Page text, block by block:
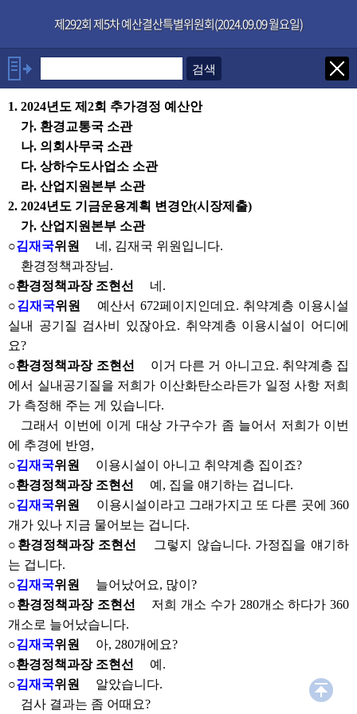
제292회 제5차 예산결산특별위원회(2024.09.09 월요일)
×
발언자
위원장 이지화
박은경위원
김재국위원
유재수위원
현옥순위원
황은화위원
김진숙위원
발언보기 선택취소
안건
부록
1. 2024년도 제2회 추가경정 예산안
가. 환경교통국 소관
나. 의회사무국 소관
다. 상하수도사업소 소관
라. 산업지원본부 소관
2. 2024년도 기금운용계획 변경안(시장제출)
가. 산업지원본부 소관
○김재국위원
네, 김재국 위원입니다.
환경정책과장님.
○환경정책과장 조현선
네.
○김재국위원
예산서 672페이지인데요. 취약계층 이용시설
실내 공기질 검사비 있잖아요. 취약계층 이용시설이 어디에
요?
○환경정책과장 조현선
이거 다른 거 아니고요. 취약계층 집
에서 실내공기질을 저희가 이산화탄소라든가 일정 사항 저희
가 측정해 주는 게 있습니다.
그래서 이번에 이게 대상 가구수가 좀 늘어서 저희가 이번
에 추경에 반영,
○김재국위원
이용시설이 아니고 취약계층 집이죠?
○환경정책과장 조현선
예, 집을 얘기하는 겁니다.
○김재국위원
이용시설이라고 그래가지고 또 다른 곳에 360
개가 있나 지금 물어보는 겁니다.
○환경정책과장 조현선
그렇지 않습니다. 가정집을 얘기하
는 겁니다.
○김재국위원
늘어났어요, 많이?
○환경정책과장 조현선
저희 개소 수가 280개소 하다가 360
개소로 늘어났습니다.
○김재국위원
아, 280개에요?
○환경정책과장 조현선
예.
○김재국위원
알았습니다.
검사 결과는 좀 어때요?